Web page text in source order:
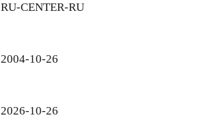
RU-CENTER-RU
2004-10-26
2026-10-26